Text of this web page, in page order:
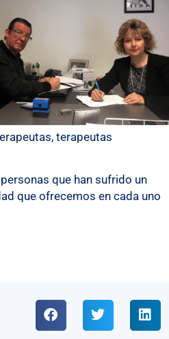
terapeutas
que han sufrido un
que ofrecemos en cada uno